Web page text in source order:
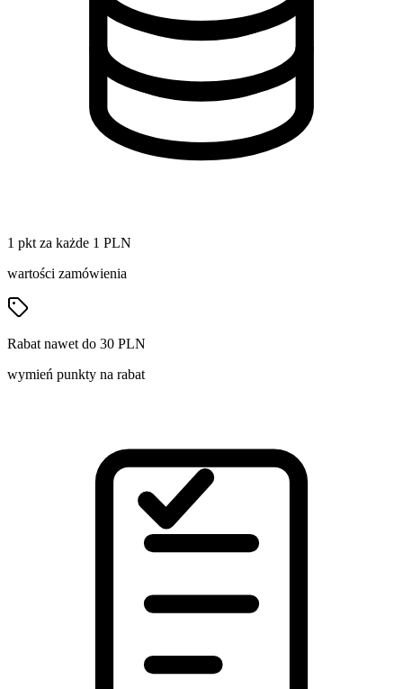
1 pkt za każde 1 PLN
wartości zamówienia
Rabat nawet do 30 PLN
wymień punkty na rabat